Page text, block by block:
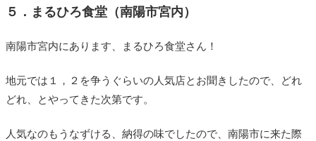
５．まるひろ食堂（南陽市宮内）
南陽市宮内にあります、まるひろ食堂さん！
地元では１，２を争うぐらいの人気店とお聞きしたので、どれ
どれ、とやってきた次第です。
人気なのもうなずける、納得の味でしたので、南陽市に来た際